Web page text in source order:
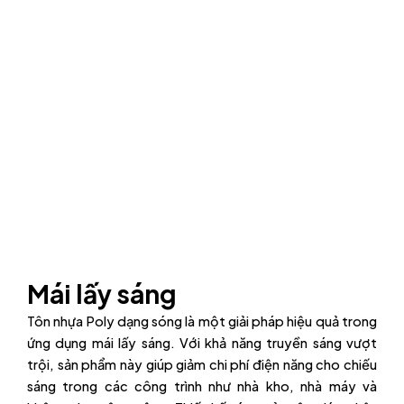
Mái lấy sáng
Tôn nhựa Poly dạng sóng là một giải pháp hiệu quả trong
ứng dụng mái lấy sáng. Với khả năng truyền sáng vượt
trội, sản phẩm này giúp giảm chi phí điện năng cho chiếu
sáng trong các công trình như nhà kho, nhà máy và